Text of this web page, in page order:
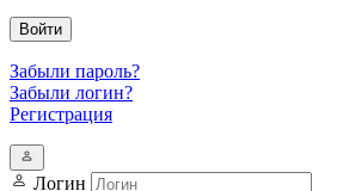
Войти
Забыли пароль?
Забыли логин?
Регистрация
Логин